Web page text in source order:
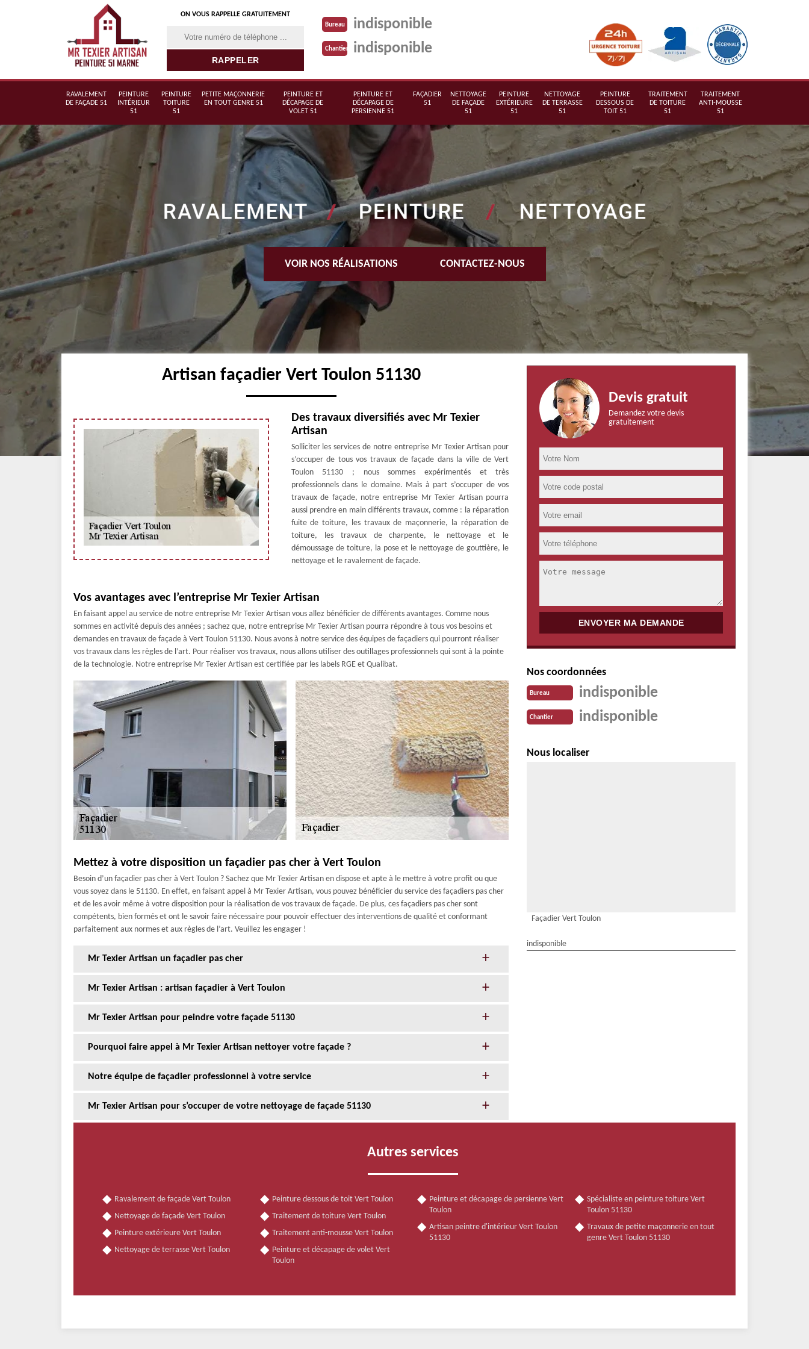
ON VOUS RAPPELLE GRATUITEMENT
Bureau indisponible
Chantier indisponible
RAVALEMENT
DE FAÇADE 51
PEINTURE
INTÉRIEUR
51
PEINTURE
TOITURE
51
PETITE MAÇONNERIE
EN TOUT GENRE 51
PEINTURE ET
DÉCAPAGE DE
VOLET 51
PEINTURE ET
DÉCAPAGE DE
PERSIENNE 51
FAÇADIER
51
NETTOYAGE
DE FAÇADE
51
PEINTURE
EXTÉRIEURE
51
NETTOYAGE
DE TERRASSE
51
PEINTURE
DESSOUS DE
TOIT 51
TRAITEMENT
DE TOITURE
51
TRAITEMENT
ANTI-MOUSSE
51
VOIR NOS RÉALISATIONS CONTACTEZ-NOUS
Artisan façadier Vert Toulon 51130
Des travaux diversifiés avec Mr Texier
Artisan
Solliciter les services de notre entreprise Mr Texier Artisan pour
s’occuper de tous vos travaux de façade dans la ville de Vert
Toulon 51130 ; nous sommes expérimentés et très
professionnels dans le domaine. Mais à part s’occuper de vos
travaux de façade, notre entreprise Mr Texier Artisan pourra
aussi prendre en main différents travaux, comme : la réparation
fuite de toiture, les travaux de maçonnerie, la réparation de
toiture, les travaux de charpente, le nettoyage et le
démoussage de toiture, la pose et le nettoyage de gouttière, le
nettoyage et le ravalement de façade.
Vos avantages avec l’entreprise Mr Texier Artisan
En faisant appel au service de notre entreprise Mr Texier Artisan vous allez bénéficier de différents avantages. Comme nous
sommes en activité depuis des années ; sachez que, notre entreprise Mr Texier Artisan pourra répondre à tous vos besoins et
demandes en travaux de façade à Vert Toulon 51130. Nous avons à notre service des équipes de façadiers qui pourront réaliser
vos travaux dans les règles de l’art. Pour réaliser vos travaux, nous allons utiliser des outillages professionnels qui sont à la pointe
de la technologie. Notre entreprise Mr Texier Artisan est certifiée par les labels RGE et Qualibat.
Mettez à votre disposition un façadier pas cher à Vert Toulon
Besoin d’un façadier pas cher à Vert Toulon ? Sachez que Mr Texier Artisan en dispose et apte à le mettre à votre profit ou que
vous soyez dans le 51130. En effet, en faisant appel à Mr Texier Artisan, vous pouvez bénéficier du service des façadiers pas cher
et de les avoir même à votre disposition pour la réalisation de vos travaux de façade. De plus, ces façadiers pas cher sont
compétents, bien formés et ont le savoir faire nécessaire pour pouvoir effectuer des interventions de qualité et conformant
parfaitement aux normes et aux règles de l’art. Veuillez les engager !
Mr Texier Artisan un façadier pas cher
Mr Texier Artisan : artisan façadier à Vert Toulon
Mr Texier Artisan pour peindre votre façade 51130
Pourquoi faire appel à Mr Texier Artisan nettoyer votre façade ?
Notre équipe de façadier professionnel à votre service
Mr Texier Artisan pour s’occuper de votre nettoyage de façade 51130
Devis gratuit
Demandez votre devis
gratuitement
Nos coordonnées
Bureau indisponible
Chantier indisponible
Nous localiser
Façadier Vert Toulon
indisponible
Autres services
Ravalement de façade Vert Toulon
Nettoyage de façade Vert Toulon
Peinture extérieure Vert Toulon
Nettoyage de terrasse Vert Toulon
Peinture dessous de toit Vert Toulon
Traitement de toiture Vert Toulon
Traitement anti-mousse Vert Toulon
Peinture et décapage de volet Vert
Toulon
Peinture et décapage de persienne Vert
Toulon
Artisan peintre d'intérieur Vert Toulon
51130
Spécialiste en peinture toiture Vert
Toulon 51130
Travaux de petite maçonnerie en tout
genre Vert Toulon 51130